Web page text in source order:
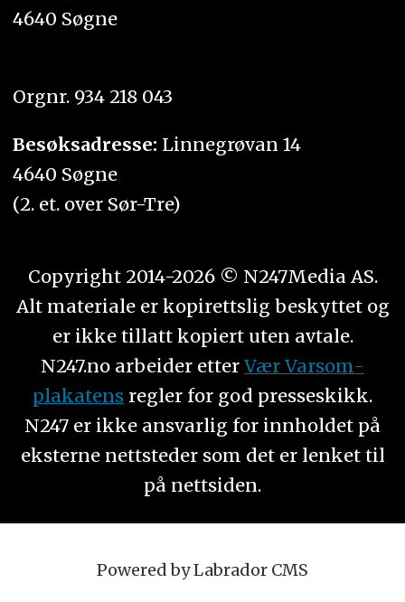
4640 Søgne
Orgnr. 934 218 043
Besøksadresse: Linnegrøvan 14
4640 Søgne
(2. et. over Sør-Tre)
Copyright 2014-2026 © N247Media AS.
Alt materiale er kopirettslig beskyttet og
er ikke tillatt kopiert uten avtale.
N247.no arbeider etter Vær Varsom-
plakatens regler for god presseskikk.
N247 er ikke ansvarlig for innholdet på
eksterne nettsteder som det er lenket til
på nettsiden.
Powered by Labrador CMS